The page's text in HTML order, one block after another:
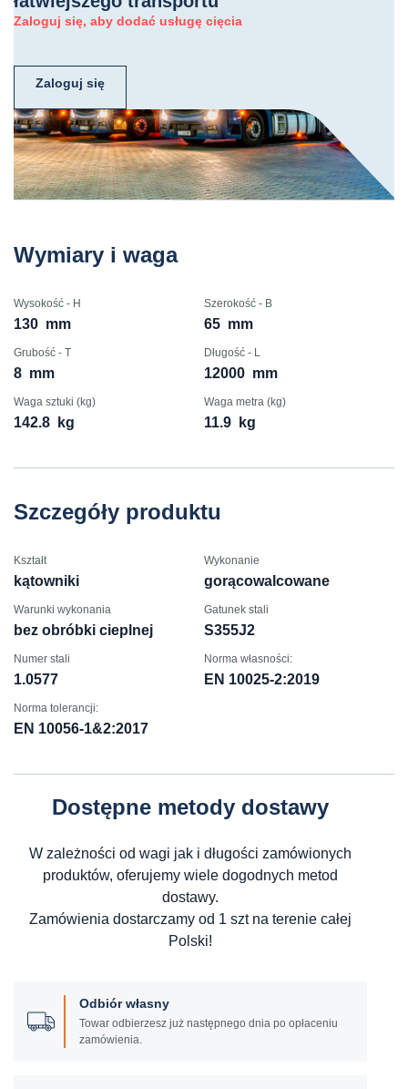
Zaloguj się, aby dodać usługę cięcia
Zaloguj się
Wymiary i waga
Wysokość - H
130 mm
Szerokość - B
65 mm
Grubość - T
8 mm
Długość - L
12000 mm
Waga sztuki (kg)
142.8 kg
Waga metra (kg)
11.9 kg
Szczegóły produktu
Kształt
kątowniki
Wykonanie
gorącowalcowane
Warunki wykonania
bez obróbki cieplnej
Gatunek stali
S355J2
Numer stali
1.0577
Norma własności:
EN 10025-2:2019
Norma tolerancji:
EN 10056-1&2:2017
Dostępne metody dostawy
W zależności od wagi jak i długości zamówionych
produktów, oferujemy wiele dogodnych metod
dostawy.
Zamówienia dostarczamy od 1 szt na terenie całej
Polski!
Odbiór własny
Towar odbierzesz już następnego dnia po opłaceniu
zamówienia.